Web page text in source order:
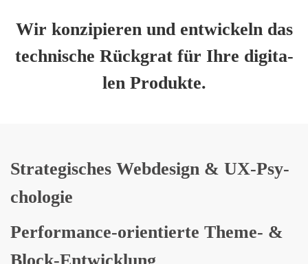
Wir kon­zi­pie­ren und ent­wi­ckeln das
tech­ni­sche Rück­grat für Ihre digi­ta­
len Pro­duk­te.
Stra­te­gi­sches Web­de­sign & UX-Psy­
cho­lo­gie
Per­for­mance-ori­en­tier­te The­me- &